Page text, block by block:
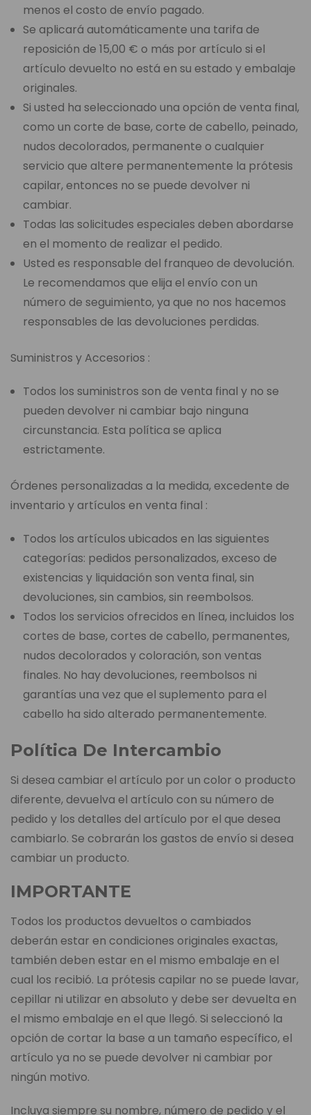
menos el costo de envío pagado.
Se aplicará automáticamente una tarifa de
reposición de 15,00 € o más por artículo si el
artículo devuelto no está en su estado y embalaje
originales.
Si usted ha seleccionado una opción de venta final,
como un corte de base, corte de cabello, peinado,
nudos decolorados, permanente o cualquier
servicio que altere permanentemente la prótesis
capilar, entonces no se puede devolver ni
cambiar.
Todas las solicitudes especiales deben abordarse
en el momento de realizar el pedido.
Usted es responsable del franqueo de devolución.
Le recomendamos que elija el envío con un
número de seguimiento, ya que no nos hacemos
responsables de las devoluciones perdidas.
Suministros y Accesorios :
Todos los suministros son de venta final y no se
pueden devolver ni cambiar bajo ninguna
circunstancia. Esta política se aplica
estrictamente.
Órdenes personalizadas a la medida, excedente de
inventario y artículos en venta final :
Todos los artículos ubicados en las siguientes
categorías: pedidos personalizados, exceso de
existencias y liquidación son venta final, sin
devoluciones, sin cambios, sin reembolsos.
Todos los servicios ofrecidos en línea, incluidos los
cortes de base, cortes de cabello, permanentes,
nudos decolorados y coloración, son ventas
finales. No hay devoluciones, reembolsos ni
garantías una vez que el suplemento para el
cabello ha sido alterado permanentemente.
Política De Intercambio
Si desea cambiar el artículo por un color o producto
diferente, devuelva el artículo con su número de
pedido y los detalles del artículo por el que desea
cambiarlo. Se cobrarán los gastos de envío si desea
cambiar un producto.
IMPORTANTE
Todos los productos devueltos o cambiados
deberán estar en condiciones originales exactas,
también deben estar en el mismo embalaje en el
cual los recibió. La prótesis capilar no se puede lavar,
cepillar ni utilizar en absoluto y debe ser devuelta en
el mismo embalaje en el que llegó. Si seleccionó la
opción de cortar la base a un tamaño específico, el
artículo ya no se puede devolver ni cambiar por
ningún motivo.
Incluya siempre su nombre, número de pedido y el